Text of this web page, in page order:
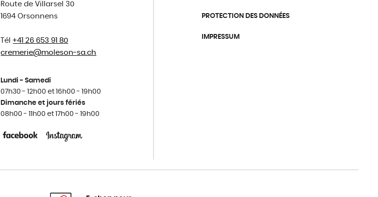
Route de Villarsel 30
1694 Orsonnens
Tél+41 26 653 91 80
cremerie@moleson-sa.ch
Lundi - Samedi
07h30 - 12h00 et 16h00 - 19h00
Dimanche et jours fériés
08h00 - 11h00 et 17h00 - 19h00
PROTECTION DES DONNÉES
IMPRESSUM